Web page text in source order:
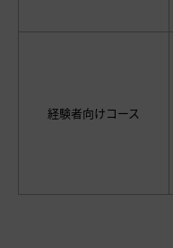
経験者向けコース